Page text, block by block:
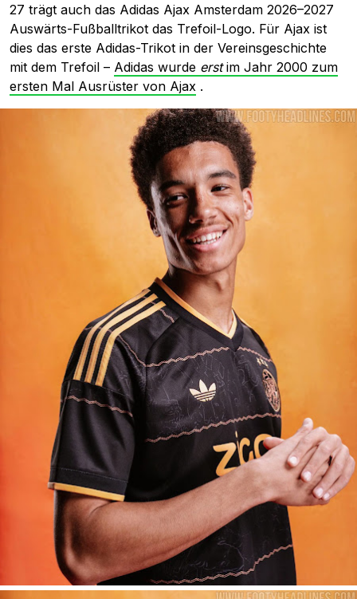
27 trägt auch das Adidas Ajax Amsterdam 2026–2027
Auswärts-Fußballtrikot das Trefoil-Logo. Für Ajax ist
dies das erste Adidas-Trikot in der Vereinsgeschichte
mit dem Trefoil – Adidas wurde erstim Jahr 2000 zum
ersten Mal Ausrüster von Ajax .